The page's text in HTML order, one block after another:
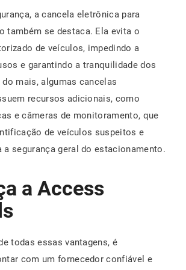
a cancela eletrônica para
também se destaca. Ela evita o
de veículos, impedindo a
e garantindo a tranquilidade dos
mais, algumas cancelas
recursos adicionais, como
e câmeras de monitoramento, que
de veículos suspeitos e
a segurança geral do estacionamento.
a Access
todas essas vantagens, é
com um fornecedor confiável e